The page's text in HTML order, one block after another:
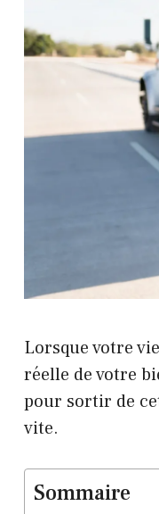
Lorsque votre
réelle de votre
pour sortir de
vite.
Sommaire